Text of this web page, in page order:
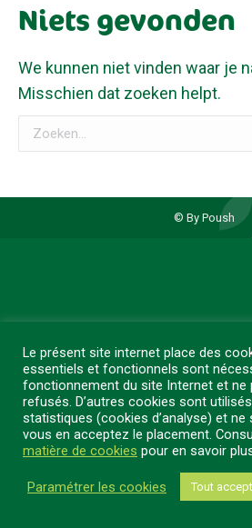
Niets gevonden
We kunnen niet vinden waar je
Misschien dat zoeken helpt.
Zoeken:
© By Poush
Le présent site internet place des
essentiels et fonctionnels sont
fonctionnement du site Internet et ne
refusés. D’autres cookies sont
statistiques (cookies d’analyse) et ne
vous en acceptez le placement.
matière de cookies pour en savoir
Paramétrer les cookies Tout